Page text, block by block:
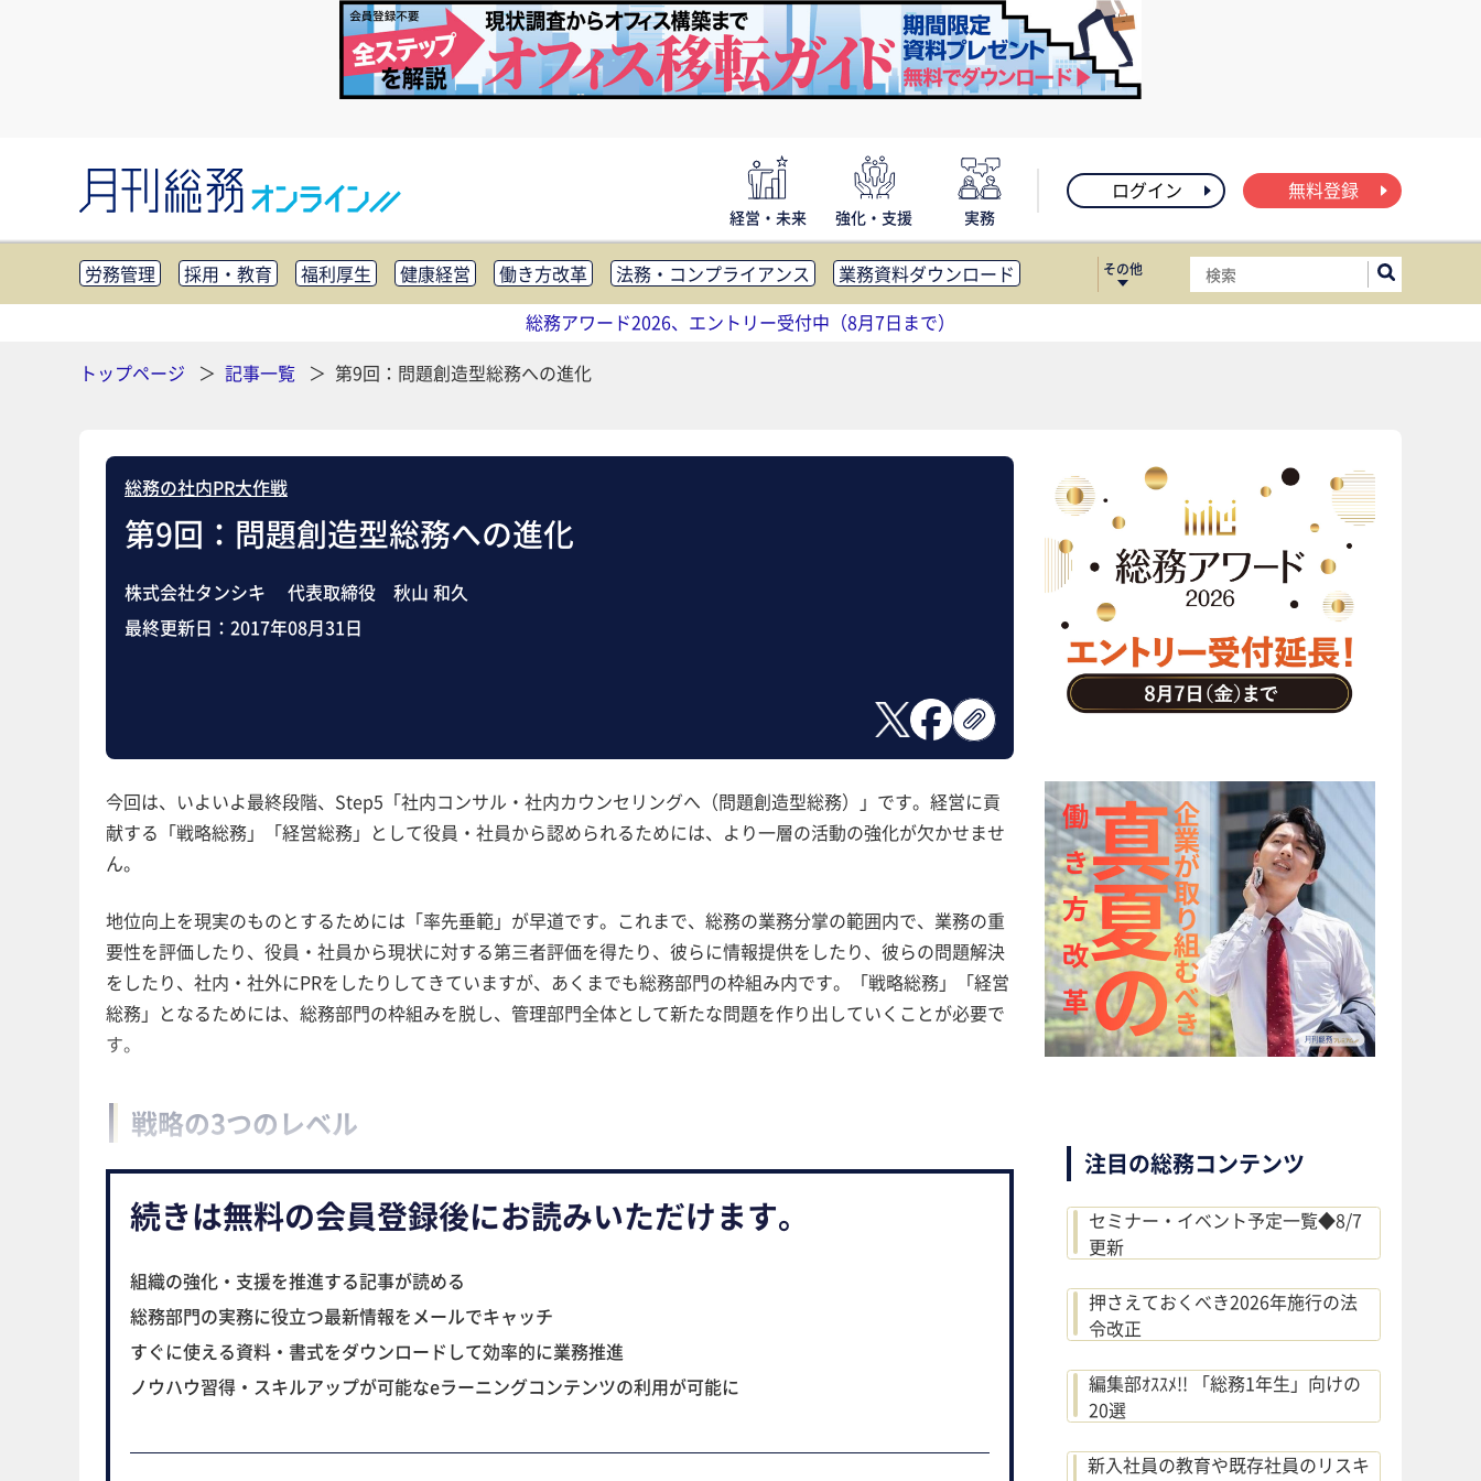
経営・未来 強化・支援 実務
ログイン 無料登録
労務管理 採用・教育 福利厚生 健康経営 働き方改革 法務・コンプライアンス
業務資料ダウンロード
知財管理
リスクマネジメント・BCP 社外・社内広報 社外・社内コミュニケーション活性化
FM・オフィス移転
助成金・補助金・コスト削減 アウトソーシング・BPO
調査・レポート
その他
総務アワード2026、エントリー受付中（8月7日まで）
トップページ
記事一覧 第9回：問題創造型総務への進化
総務の社内PR大作戦
第9回：問題創造型総務への進化
株式会社タンシキ 代表取締役 秋山 和久
最終更新日： 2017年08月31日
注目の総務コンテンツ
セミナー・イベント予定一覧◆8/7
更新
押さえておくべき2026年施行の法
令改正
編集部ｵｽｽﾒ!! 「総務1年生」向けの
20選
新入社員の教育や既存社員のリスキ
今回は、いよいよ最終段階、Step5「社内コンサル・社内カウンセリングへ（問題創造型総務）」です。経営に貢
献する「戦略総務」「経営総務」として役員・社員から認められるためには、より一層の活動の強化が欠かせませ
ん。
地位向上を現実のものとするためには「率先垂範」が早道です。これまで、総務の業務分掌の範囲内で、業務の重
要性を評価したり、役員・社員から現状に対する第三者評価を得たり、彼らに情報提供をしたり、彼らの問題解決
をしたり、社内・社外にPRをしたりしてきていますが、あくまでも総務部門の枠組み内です。「戦略総務」「経営
総務」となるためには、総務部門の枠組みを脱し、管理部門全体として新たな問題を作り出していくことが必要で
す。
戦略の3つのレベル
続きは無料の会員登録後にお読みいただけます。
組織の強化・支援を推進する記事が読める
総務部門の実務に役立つ最新情報をメールでキャッチ
すぐに使える資料・書式をダウンロードして効率的に業務推進
ノウハウ習得・スキルアップが可能なeラーニングコンテンツの利用が可能に